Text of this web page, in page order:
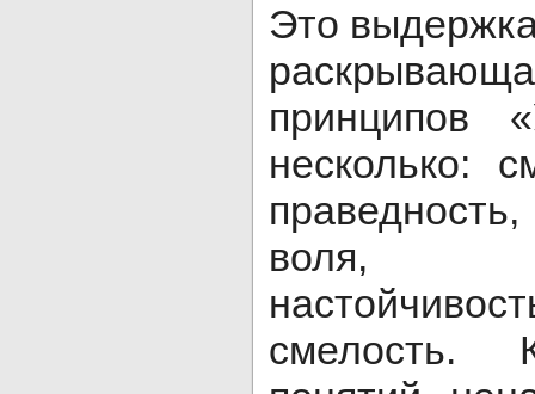
Это
принципов
несколько:
воля,
смелость.